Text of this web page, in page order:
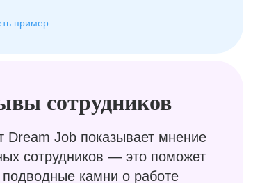
сотрудников
Dream Job показывает мнение
сотрудников — это поможет
подводные камни о работе
пример